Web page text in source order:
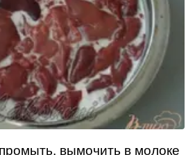
вымочить в молоке